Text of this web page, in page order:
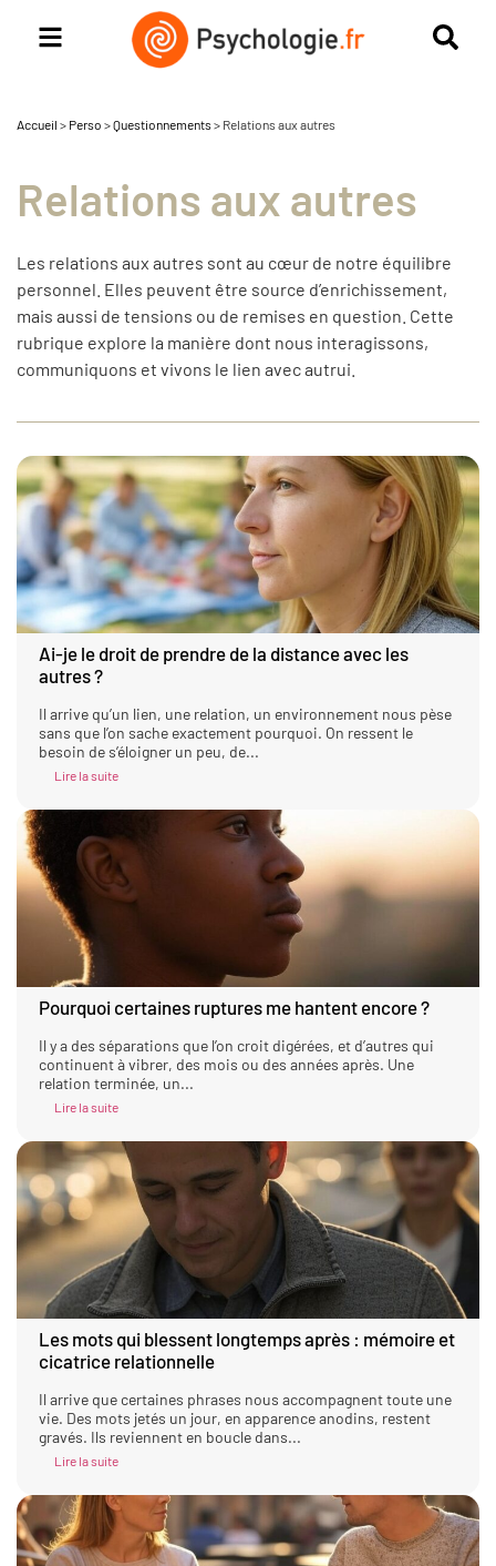
Accueil > Perso >Questionnements > Relations aux autres
Relations aux autres
Les relations aux autres sont au cœur de notre équilibre
personnel. Elles peuvent être source d’enrichissement,
mais aussi de tensions ou de remises en question. Cette
rubrique explore la manière dont nous interagissons,
communiquons et vivons le lien avec autrui.
Ai-je le droit de prendre de la distance avec les
autres ?
Il arrive qu’un lien, une relation, un environnement nous pèse
sans que l’on sache exactement pourquoi. On ressent le
besoin de s’éloigner un peu, de...
Lire la suite
Pourquoi certaines ruptures me hantent encore ?
Il y a des séparations que l’on croit digérées, et d’autres qui
continuent à vibrer, des mois ou des années après. Une
relation terminée, un...
Lire la suite
Les mots qui blessent longtemps après : mémoire et
cicatrice relationnelle
Il arrive que certaines phrases nous accompagnent toute une
vie. Des mots jetés un jour, en apparence anodins, restent
gravés. Ils reviennent en boucle dans...
Lire la suite